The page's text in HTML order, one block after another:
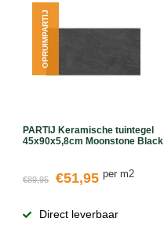
PARTIJ Keramische tuintegel
45x90x5,8cm Moonstone Black
€89,95 €51,95 per m2
Direct leverbaar
OPRUIMPARTIJ